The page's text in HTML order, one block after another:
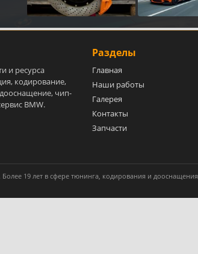
и ресурса
кодирование,
чип-
BMW.
Разделы
Главная
Наши работы
Галерея
Контакты
Запчасти
Более 19 лет в сфере тюнинга, кодирования и дооснащения